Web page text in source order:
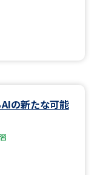
の新たな可能